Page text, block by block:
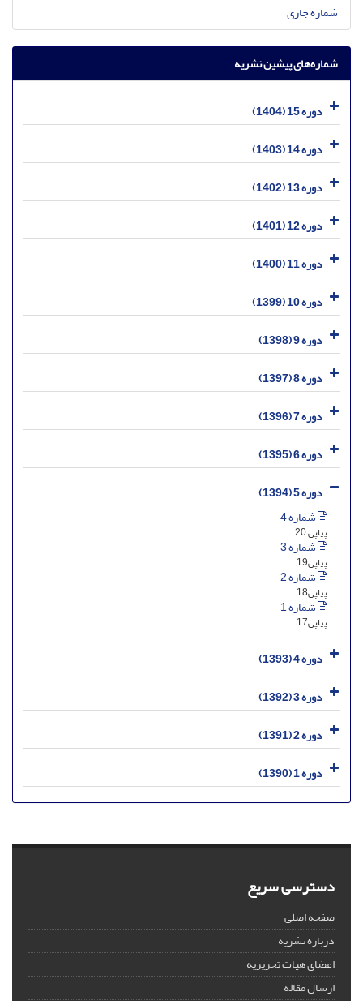
شماره جاری
شماره‌های پیشین نشریه
دوره 15 (1404)
دوره 14 (1403)
دوره 13 (1402)
دوره 12 (1401)
دوره 11 (1400)
دوره 10 (1399)
دوره 9 (1398)
دوره 8 (1397)
دوره 7 (1396)
دوره 6 (1395)
دوره 5 (1394)
شماره 4
پیاپی 20
شماره 3
پیاپی19
شماره 2
پیاپی18
شماره 1
پیاپی17
دوره 4 (1393)
دوره 3 (1392)
دوره 2 (1391)
دوره 1 (1390)
دسترسی سریع
صفحه اصلی
درباره نشریه
اعضای هیات تحریریه
ارسال مقاله